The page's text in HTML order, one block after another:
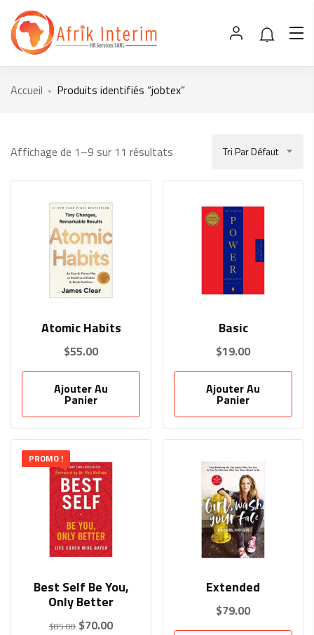
Accueil Produits identifiés “jobtex”
Affichage de 1–9 sur 11 résultats Tri Par Défaut
Atomic Habits
$55.00
Ajouter Au
Panier
Basic
$19.00
Ajouter Au
Panier
PROMO !
Best Self Be You,
Only Better
$85.00 $70.00
Extended
$79.00